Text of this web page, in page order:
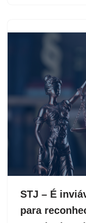
STJ – É
para